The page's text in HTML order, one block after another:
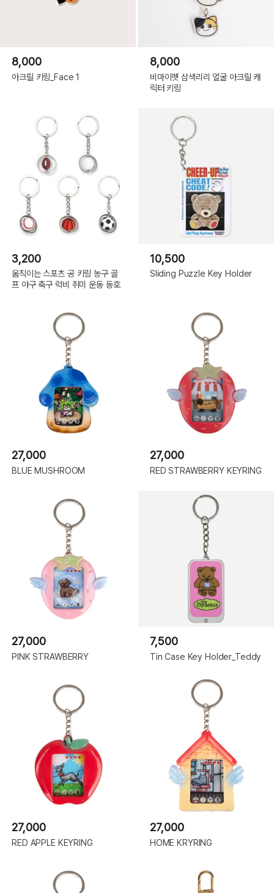
8,000
아크릴 키링_Face 1
8,000
비마이펫 삼색리리 얼굴 아크릴 캐
릭터 키링
3,200
움직이는 스포츠 공 키링 농구 골
프 야구 축구 럭비 취미 운동 동호
10,500
Sliding Puzzle Key Holder
27,000
BLUE MUSHROOM
27,000
RED STRAWBERRY KEYRING
27,000
PINK STRAWBERRY
7,500
Tin Case Key Holder_Teddy
27,000
RED APPLE KEYRING
27,000
HOME KRYRING